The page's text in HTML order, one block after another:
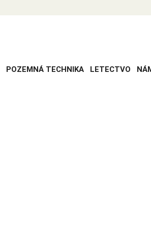
POZEMNÁ TECHNIKA LETECTVO